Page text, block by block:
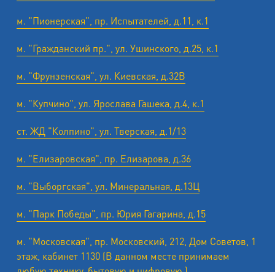
м. "Пионерская", пр. Испытателей, д.11, к.1
м. "Гражданский пр.", ул. Ушинского, д.25, к.1
м. "Фрунзенская", ул. Киевская, д.32В
м. "Купчино", ул. Ярослава Гашека, д.4, к.1
ст. ЖД "Колпино", ул. Тверская, д.1/13
м. "Елизаровская", пр. Елизарова, д.36
м. "Выборгская", ул. Минеральная, д.13Ц
м. "Парк Победы", пр. Юрия Гагарина, д.15
м. "Московская", пр. Московский, 212, Дом Советов, 1
этаж, кабинет 1130 (В данном месте принимаем